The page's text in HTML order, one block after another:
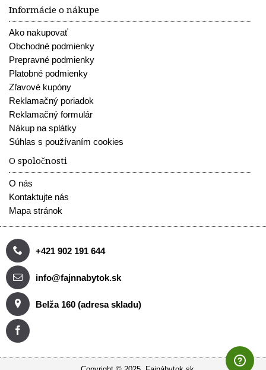
Informácie o nákupe
Ako nakupovať
Obchodné podmienky
Prepravné podmienky
Platobné podmienky
Zľavové kupóny
Reklamačný poriadok
Reklamačný formulár
Nákup na splátky
Súhlas s používaním cookies
O spoločnosti
O nás
Kontaktujte nás
Mapa stránok
+421 902 191 644
info@fajnnabytok.sk
Belža 160 (adresa skladu)